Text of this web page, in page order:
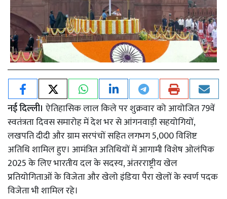
नई दिल्ली। ऐतिहासिक लाल किले पर शुक्रवार को आयोजित 79वें
स्वतंत्रता दिवस समारोह में देश भर से आंगनवाड़ी सहयोगियों,
लखपति दीदी और ग्राम सरपंचों सहित लगभग 5,000 विशिष्ट
अतिथि शामिल हुए। आमंत्रित अतिथियों में आगामी विशेष ओलंपिक
2025 के लिए भारतीय दल के सदस्य, अंतरराष्ट्रीय खेल
प्रतियोगिताओं के विजेता और खेलो इंडिया पैरा खेलों के स्वर्ण पदक
विजेता भी शामिल रहे।